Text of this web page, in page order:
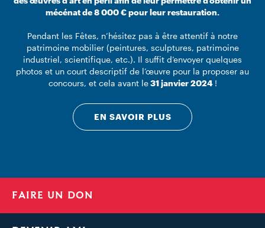
mécénat de 8 000 € pour leur restauration.
Pendant les Fêtes, n’hésitez pas à être attentif à notre
patrimoine mobilier (peintures, sculptures, patrimoine
industriel, scientifique, etc.). Il suffit d’envoyer quelques
photos et un court descriptif de l’œuvre pour la proposer au
concours, et cela avant le31 janvier 2024!
EN SAVOIR PLUS
FAIRE UN DON